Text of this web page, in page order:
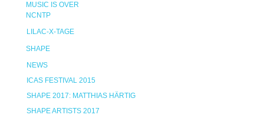
MUSIC IS OVER
NCNTP
LILAC-X-TAGE
SHAPE
NEWS
ICAS FESTIVAL 2015
SHAPE 2017: MATTHIAS HÄRTIG
SHAPE ARTISTS 2017